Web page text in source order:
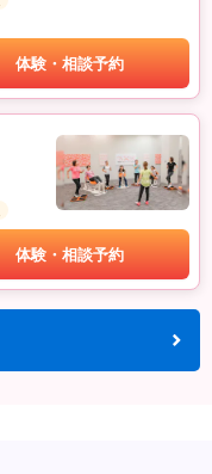
体験・相談予約
体験・相談予約